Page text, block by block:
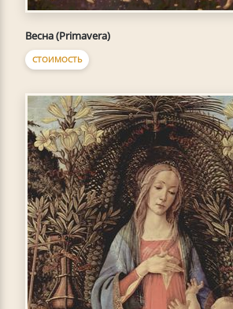
Весна (Primavera)
СТОИМОСТЬ